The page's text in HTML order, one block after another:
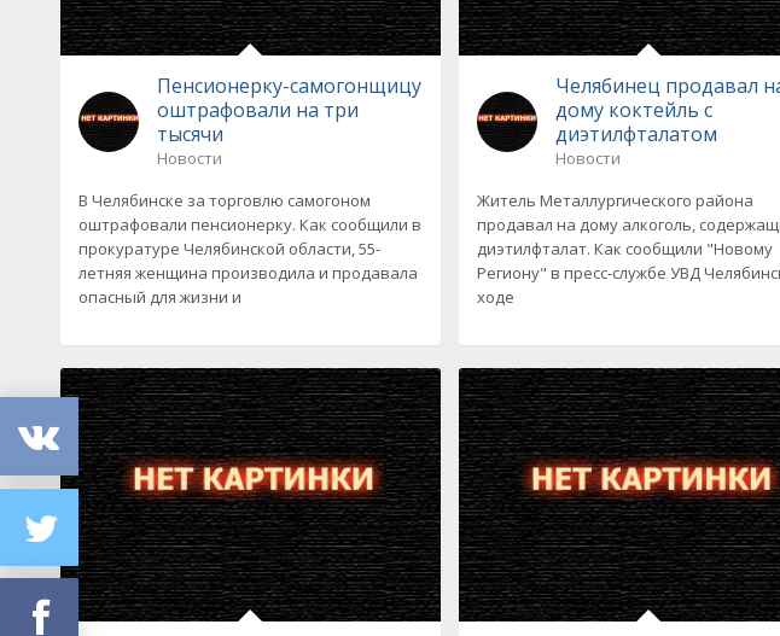
Пенсионерку-самогонщицу
оштрафовали на три
тысячи
Новости
В Челябинске за торговлю самогоном
оштрафовали пенсионерку. Как сообщили в
прокуратуре Челябинской области, 55-
летняя женщина производила и продавала
опасный для жизни и
Челябинец продавал
дому коктейль с
диэтилфталатом
Новости
Житель Металлургического района
продавал на дому алкоголь,
диэтилфталат. Как сообщили "Новому
Региону" в пресс-службе УВД
ходе